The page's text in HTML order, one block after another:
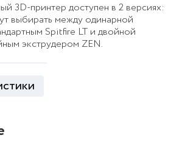
3D-принтер доступен в 2 версиях:
выбирать между одинарной
Spitfire LT и двойной
экструдером ZEN.